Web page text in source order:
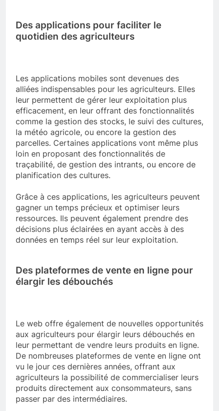
Des applications pour faciliter le
quotidien des agriculteurs
Les applications mobiles sont devenues des
alliées indispensables pour les agriculteurs. Elles
leur permettent de gérer leur exploitation plus
efficacement, en leur offrant des fonctionnalités
comme la gestion des stocks, le suivi des cultures,
la météo agricole, ou encore la gestion des
parcelles. Certaines applications vont même plus
loin en proposant des fonctionnalités de
traçabilité, de gestion des intrants, ou encore de
planification des cultures.
Grâce à ces applications, les agriculteurs peuvent
gagner un temps précieux et optimiser leurs
ressources. Ils peuvent également prendre des
décisions plus éclairées en ayant accès à des
données en temps réel sur leur exploitation.
Des plateformes de vente en ligne pour
élargir les débouchés
Le web offre également de nouvelles opportunités
aux agriculteurs pour élargir leurs débouchés en
leur permettant de vendre leurs produits en ligne.
De nombreuses plateformes de vente en ligne ont
vu le jour ces dernières années, offrant aux
agriculteurs la possibilité de commercialiser leurs
produits directement aux consommateurs, sans
passer par des intermédiaires.